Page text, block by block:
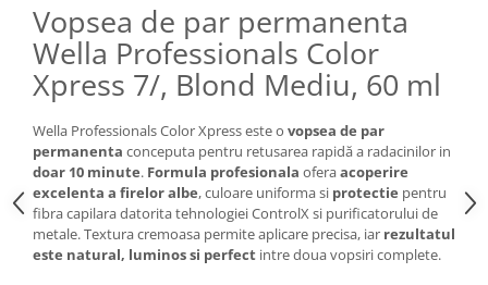
Vopsea de par permanenta
Wella Professionals Color
Xpress 7/, Blond Mediu, 60 ml
Wella Professionals Color Xpress este o vopsea de par
permanenta conceputa pentru retusarea rapidă a radacinilor in
doar 10 minute. Formula profesionala oferaacoperire
excelenta a firelor albe, culoare uniforma si protectie pentru
fibra capilara datorita tehnologiei ControlX si purificatorului de
metale. Textura cremoasa permite aplicare precisa, iar rezultatul
este natural, luminos si perfect intre doua vopsiri complete.